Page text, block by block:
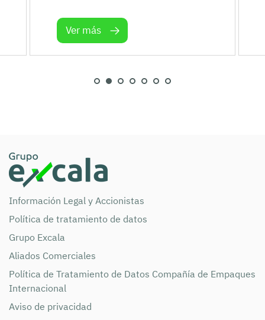
Ver más
Información Legal y Accionistas
Política de tratamiento de datos
Grupo Excala
Aliados Comerciales
Política de Tratamiento de Datos Compañía de Empaques
Internacional
Aviso de privacidad